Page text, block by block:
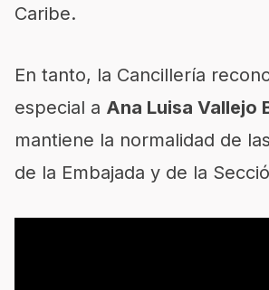
Caribe.
En tanto, la Cancillería
especial a Ana Luisa Vallejo
mantiene la normalidad de
de la Embajada y de la